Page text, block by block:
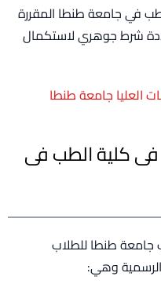
في جامعة طنطا المقررة
شرط جوهري لاستكمال
العليا جامعة طنطا
فى كلية الطب فى
جامعة طنطا للطلاب
وهي: